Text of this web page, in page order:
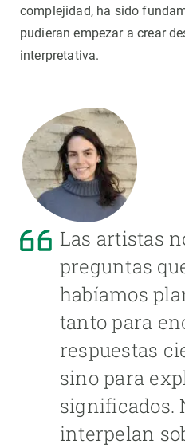
complejidad, ha sido
pudieran empezar a crear
interpretativa.
Las artistas
preguntas
habíamos
tanto para
respuestas
sino para
significados.
interpelan